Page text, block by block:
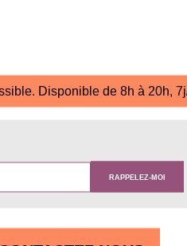
Disponible de 8h à 20h,